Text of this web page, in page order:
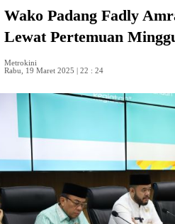
Wako Padang Fadly
Lewat Pertemuan
Metrokini
Rabu, 19 Maret 2025 | 22 : 24